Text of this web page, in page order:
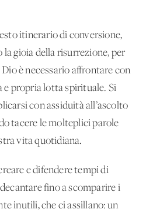
itinerario di conversione,
gioia della risurrezione, per
è necessario affrontare con
e propria lotta spirituale. Si
con assiduità all’ascolto
tacere le molteplici parole
vita quotidiana.
e difendere tempi di
fino a scomparire i
inutili, che ci assillano: un